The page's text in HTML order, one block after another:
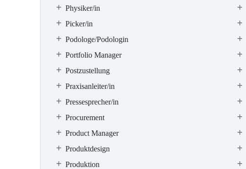
Physiker/in
Picker/in
Podologe/Podologin
Portfolio Manager
Postzustellung
Praxisanleiter/in
Pressesprecher/in
Procurement
Product Manager
Produktdesign
Produktion